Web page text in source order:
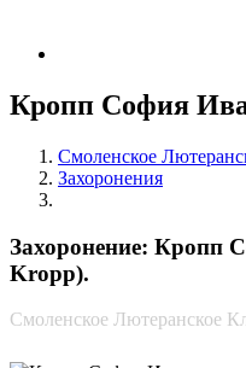
Кропп София
Смоленское
Захоронения
Захоронение: Кропп
Kropp).
Смоленское Лютеранское